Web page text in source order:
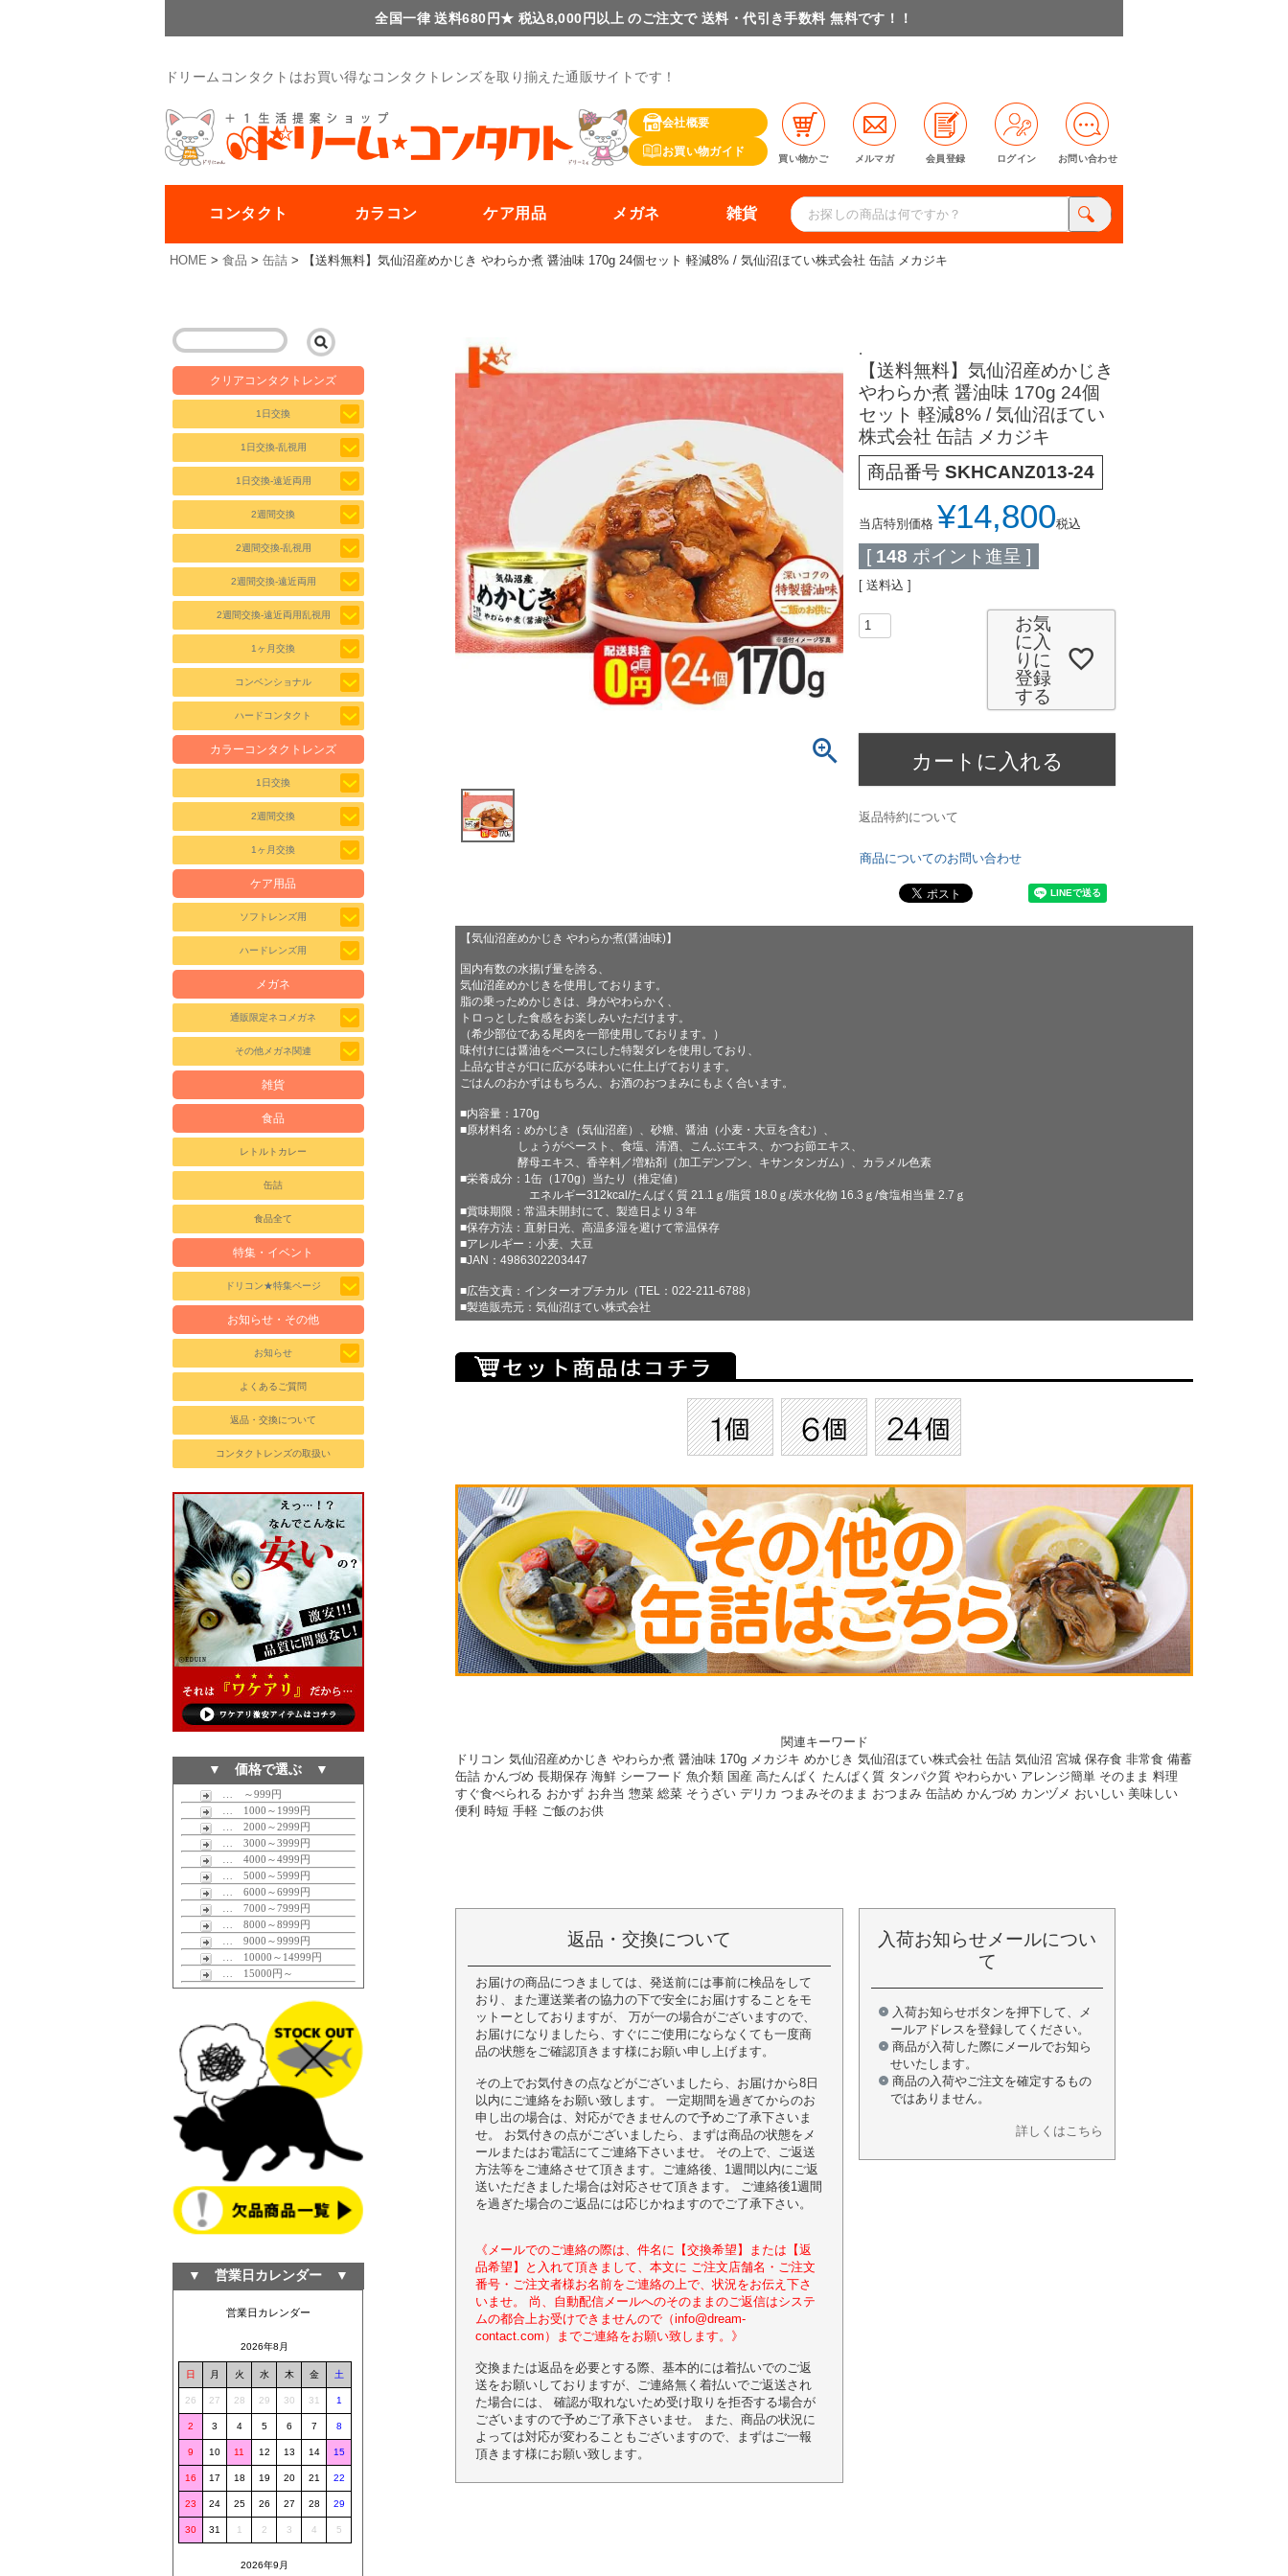
全国一律 送料680円★ 税込8,000円以上 のご注文で 送料・代引き手数料 無料です！！
ドリームコンタクトはお買い得なコンタクトレンズを取り揃えた通販サイトです！
会社概要
お買い物ガイド
買い物かご メルマガ 会員登録 ログイン お問い合わせ
コンタクト カラコン ケア用品 メガネ 雑貨
HOME 食品 缶詰 【送料無料】気仙沼産めかじき やわらか煮 醤油味 170g 24個セット 軽減8% / 気仙沼ほてい株式会社 缶詰 メカジキ
クリアコンタクトレンズ
1日交換
1日交換-乱視用
1日交換-遠近両用
2週間交換
2週間交換-乱視用
2週間交換-遠近両用
2週間交換-遠近両用乱視用
1ヶ月交換
コンベンショナル
ハードコンタクト
カラーコンタクトレンズ
1日交換
2週間交換
1ヶ月交換
ケア用品
ソフトレンズ用
ハードレンズ用
メガネ
通販限定ネコメガネ
その他メガネ関連
雑貨
食品
レトルトカレー
缶詰
食品全て
特集・イベント
ドリコン★特集ページ
お知らせ・その他
お知らせ
よくあるご質問
返品・交換について
コンタクトレンズの取扱い
▼ 価格で選ぶ ▼
… ～999円
… 1000～1999円
… 2000～2999円
… 3000～3999円
… 4000～4999円
… 5000～5999円
… 6000～6999円
… 7000～7999円
… 8000～8999円
… 9000～9999円
… 10000～14999円
… 15000円～
▼ 営業日カレンダー ▼
営業日カレンダー
2026年8月
日 月 火 水 木 金 土
26 27 28 29 30 31 1
2 3 4 5 6 7 8
9 10 11 12 13 14 15
16 17 18 19 20 21 22
23 24 25 26 27 28 29
30 31 1 2 3 4 5
2026年9月
.
【送料無料】気仙沼産めかじき
やわらか煮 醤油味 170g 24個
セット 軽減8% / 気仙沼ほてい
株式会社 缶詰 メカジキ
商品番号 SKHCANZ013-24
当店特別価格 ¥14,800税込
[ 148 ポイント進呈 ]
送料込
お気
に入
りに
登録
する
カートに入れる
返品特約について
商品についてのお問い合わせ
【気仙沼産めかじき やわらか煮(醤油味)】
国内有数の水揚げ量を誇る、
気仙沼産めかじきを使用しております。
脂の乗っためかじきは、身がやわらかく、
トロっとした食感をお楽しみいただけます。
（希少部位である尾肉を一部使用しております。）
味付けには醤油をベースにした特製ダレを使用しており、
上品な甘さが口に広がる味わいに仕上げております。
ごはんのおかずはもちろん、お酒のおつまみにもよく合います。
■内容量：170g
■原材料名：めかじき（気仙沼産）、砂糖、醤油（小麦・大豆を含む）、
しょうがペースト、食塩、清酒、こんぶエキス、かつお節エキス、
酵母エキス、香辛料／増粘剤（加工デンプン、キサンタンガム）、カラメル色素
■栄養成分：1缶（170g）当たり（推定値）
エネルギー312kcal/たんぱく質 21.1ｇ/脂質 18.0ｇ/炭水化物 16.3ｇ/食塩相当量 2.7ｇ
■賞味期限：常温未開封にて、製造日より３年
■保存方法：直射日光、高温多湿を避けて常温保存
■アレルギー：小麦、大豆
■JAN：4986302203447
■広告文責：インターオプチカル（TEL：022-211-6788）
■製造販売元：気仙沼ほてい株式会社
関連キーワード
ドリコン 気仙沼産めかじき やわらか煮 醤油味 170g メカジキ めかじき 気仙沼ほてい株式会社 缶詰 気仙沼 宮城 保存食 非常食 備蓄
缶詰 かんづめ 長期保存 海鮮 シーフード 魚介類 国産 高たんぱく たんぱく質 タンパク質 やわらかい アレンジ簡単 そのまま 料理
すぐ食べられる おかず お弁当 惣菜 総菜 そうざい デリカ つまみそのまま おつまみ 缶詰め かんづめ カンヅメ おいしい 美味しい
便利 時短 手軽 ご飯のお供
返品・交換について
お届けの商品につきましては、発送前には事前に検品をして
おり、また運送業者の協力の下で安全にお届けすることをモ
ットーとしておりますが、 万が一の場合がございますので、
お届けになりましたら、すぐにご使用にならなくても一度商
品の状態をご確認頂きます様にお願い申し上げます。
その上でお気付きの点などがございましたら、お届けから8日
以内にご連絡をお願い致します。 一定期間を過ぎてからのお
申し出の場合は、対応ができませんので予めご了承下さいま
せ。 お気付きの点がございましたら、まずは商品の状態をメ
ールまたはお電話にてご連絡下さいませ。 その上で、ご返送
方法等をご連絡させて頂きます。ご連絡後、1週間以内にご返
送いただきました場合は対応させて頂きます。 ご連絡後1週間
を過ぎた場合のご返品には応じかねますのでご了承下さい。
《メールでのご連絡の際は、件名に【交換希望】または【返
品希望】と入れて頂きまして、本文に ご注文店舗名・ご注文
番号・ご注文者様お名前をご連絡の上で、状況をお伝え下さ
いませ。 尚、自動配信メールへのそのままのご返信はシステ
ムの都合上お受けできませんので（info@dream-
contact.com）までご連絡をお願い致します。》
交換または返品を必要とする際、基本的には着払いでのご返
送をお願いしておりますが、ご連絡無く着払いでご返送され
た場合には、 確認が取れないため受け取りを拒否する場合が
ございますので予めご了承下さいませ。 また、商品の状況に
よっては対応が変わることもございますので、まずはご一報
頂きます様にお願い致します。
入荷お知らせメールについ
て
入荷お知らせボタンを押下して、メ
ールアドレスを登録してください。
商品が入荷した際にメールでお知ら
せいたします。
商品の入荷やご注文を確定するもの
ではありません。
詳しくはこちら